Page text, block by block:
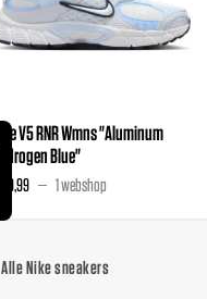
Nike V5 RNR Wmns "Aluminum
Hydrogen Blue"
€ 89,99 1 webshop
Alle Nike sneakers